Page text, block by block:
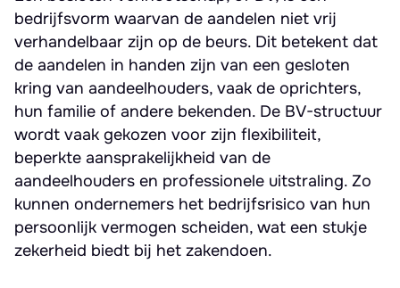
bedrijfsvorm waarvan de aandelen niet vrij
verhandelbaar zijn op de beurs. Dit betekent dat
de aandelen in handen zijn van een gesloten
kring van aandeelhouders, vaak de oprichters,
hun familie of andere bekenden. De BV-structuur
wordt vaak gekozen voor zijn flexibiliteit,
beperkte aansprakelijkheid van de
aandeelhouders en professionele uitstraling. Zo
kunnen ondernemers het bedrijfsrisico van hun
persoonlijk vermogen scheiden, wat een stukje
zekerheid biedt bij het zakendoen.